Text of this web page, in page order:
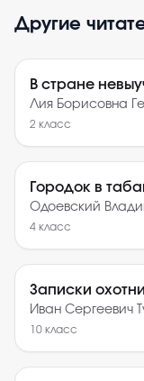
Другие
В стране
Лия Борисовна
2 класс
Городок в
Одоевский
4 класс
Записки
Иван Сергеевич
10 класс